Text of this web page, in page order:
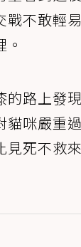
戰不敢輕
的路上發
咪嚴重過
見死不救